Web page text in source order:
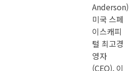
우주 인프라가 늘면서 국내 우주기업
고 있다. 국내 제약사 보령과 미국 우
(Axiom Space)의 합작법인 브랙스
“인간 건강을 책임지는 헬스케어 회
발굴하고 투자하는 휴먼인스페이스